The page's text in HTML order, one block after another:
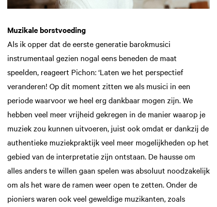
Muzikale borstvoeding
Als ik opper dat de eerste generatie barokmusici
instrumentaal gezien nogal eens beneden de maat
speelden, reageert Pichon: ‘Laten we het perspectief
veranderen! Op dit moment zitten we als musici in een
periode waarvoor we heel erg dankbaar mogen zijn. We
hebben veel meer vrijheid gekregen in de manier waarop je
muziek zou kunnen uitvoeren, juist ook omdat er dankzij de
authentieke muziekpraktijk veel meer mogelijkheden op het
gebied van de interpretatie zijn ontstaan. De hausse om
alles anders te willen gaan spelen was absoluut noodzakelijk
om als het ware de ramen weer open te zetten. Onder de
pioniers waren ook veel geweldige muzikanten, zoals
Inzoomen Inzoomen